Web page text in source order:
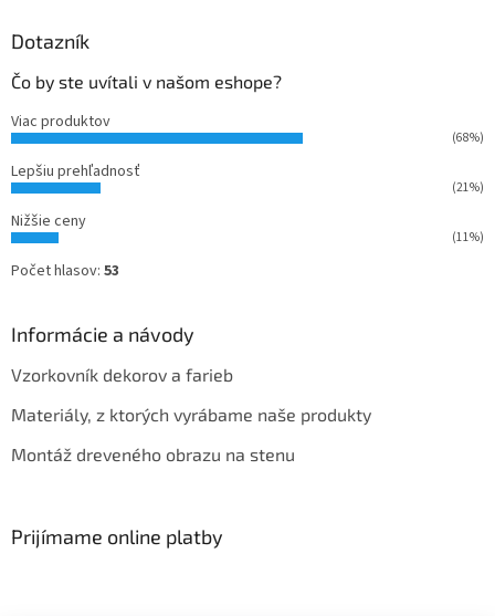
Dotazník
Čo by ste uvítali v našom eshope?
Viac produktov
(68%)
Lepšiu prehľadnosť
(21%)
Nižšie ceny
(11%)
Počet hlasov: 53
Informácie a návody
Vzorkovník dekorov a farieb
Materiály, z ktorých vyrábame naše produkty
Montáž dreveného obrazu na stenu
Prijímame online platby